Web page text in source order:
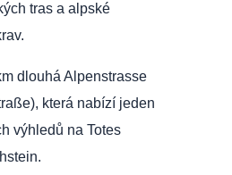
tras a alpské
dlouhá Alpenstrasse
která nabízí jeden
výhledů na Totes